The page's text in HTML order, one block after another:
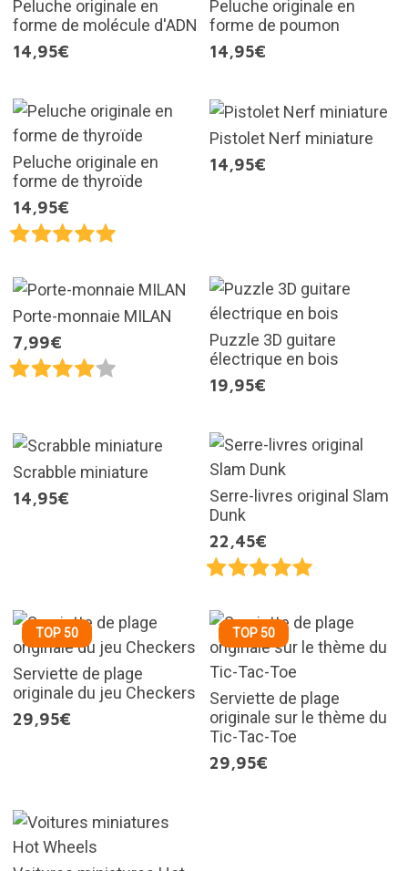
Peluche originale en
forme de molécule d'ADN
14,95€
Peluche originale en
forme de poumon
14,95€
Peluche originale en
forme de thyroïde
14,95€
Pistolet Nerf miniature
14,95€
Porte-monnaie MILAN
7,99€
Puzzle 3D guitare
électrique en bois
19,95€
Scrabble miniature
14,95€
Serre-livres original Slam
Dunk
22,45€
TOP 50
Serviette de plage
originale du jeu Checkers
29,95€
TOP 50
Serviette de plage
originale sur le thème du
Tic-Tac-Toe
29,95€